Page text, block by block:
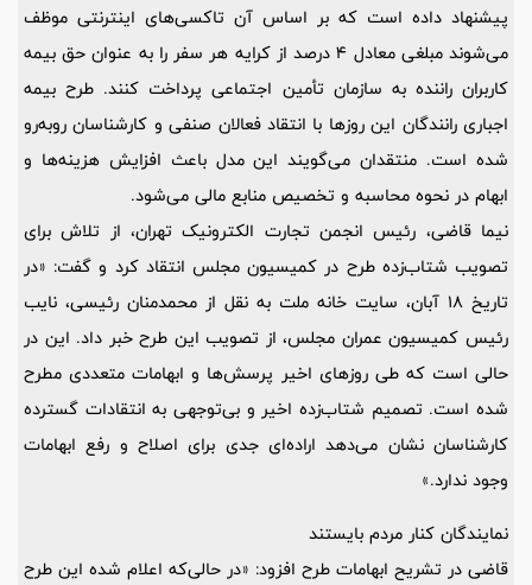
پیشنهاد داده است که بر اساس آن تاکسی‌های اینترنتی موظف
می‌شوند مبلغی معادل 4 درصد از کرایه هر سفر را به عنوان حق بیمه
کاربران راننده به سازمان تأمین اجتماعی پرداخت کنند. طرح بیمه
اجباری رانندگان این روزها با انتقاد فعالان صنفی و کارشناسان روبه‌رو
شده است. منتقدان می‌گویند این مدل باعث افزایش هزینه‌ها و
ابهام در نحوه محاسبه و تخصیص منابع مالی می‌شود.
نیما قاضی، رئیس انجمن تجارت الکترونیک تهران، از تلاش برای
تصویب شتاب‌زده طرح در کمیسیون مجلس انتقاد کرد و گفت: «در
تاریخ 18 آبان، سایت خانه ملت به نقل از محمدمنان رئیسی، نایب
رئیس کمیسیون عمران مجلس، از تصویب این طرح خبر داد. این در
حالی است که طی روزهای اخیر پرسش‌ها و ابهامات متعددی مطرح
شده است. تصمیم شتاب‌زده اخیر و بی‌توجهی به انتقادات گسترده
کارشناسان نشان می‌دهد اراده‌ای جدی برای اصلاح و رفع ابهامات
وجود ندارد.»
نمایندگان کنار مردم بایستند
قاضی در تشریح ابهامات طرح افزود: «در حالی‌‌که اعلام شده این طرح